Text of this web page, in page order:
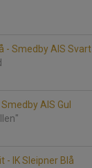
- Smedby AIS Svart
AIS Gul
- IK Sleipner Blå